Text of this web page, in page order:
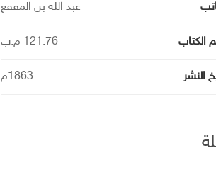
عبد الله بن المقفع
الكتاب 121.76 م.ب
النشر 1863م